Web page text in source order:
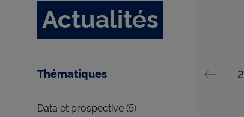
Actualités
Effacer tous les filtres
Thématiques
Afficher la thématique
Data et prospective (5)